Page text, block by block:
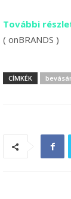
További
( onBRANDS )
CÍMKÉK